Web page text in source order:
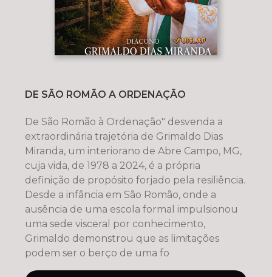
DE SÃO ROMÃO A ORDENAÇÃO
De São Romão à Ordenação" desvenda a
extraordinária trajetória de Grimaldo Dias
Miranda, um interiorano de Abre Campo, MG,
cuja vida, de 1978 a 2024, é a própria
definição de propósito forjado pela resiliência.
Desde a infância em São Romão, onde a
ausência de uma escola formal impulsionou
uma sede visceral por conhecimento,
Grimaldo demonstrou que as limitações
podem ser o berço de uma fo